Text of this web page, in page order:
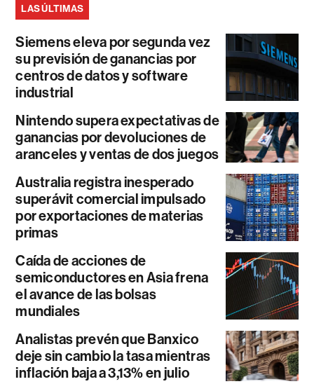
LAS ÚLTIMAS
Siemens eleva por segunda vez
su previsión de ganancias por
centros de datos y software
industrial
Nintendo supera expectativas de
ganancias por devoluciones de
aranceles y ventas de dos juegos
Australia registra inesperado
superávit comercial impulsado
por exportaciones de materias
primas
Caída de acciones de
semiconductores en Asia frena
el avance de las bolsas
mundiales
Analistas prevén que Banxico
deje sin cambio la tasa mientras
inflación baja a 3,13% en julio